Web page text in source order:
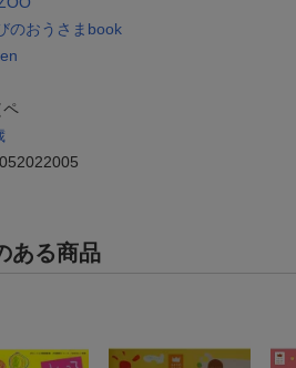
のおうさまbook
ペ
ある商品